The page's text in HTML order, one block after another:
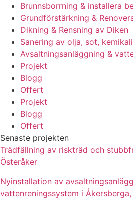
Brunnsborrning & installera
Grundförstärkning &
Dikning & Rensning av Diken
Sanering av olja, sot,
Avsaltningsanläggning &
Projekt
Blogg
Offert
Projekt
Blogg
Offert
Senaste projekten
Trädfällning av riskträd och
Österåker
Nyinstallation av
vattenreningssystem i